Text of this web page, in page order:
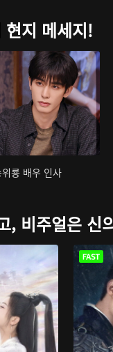
현지 메세지!
룡 배우 인사
, 비주얼은 신